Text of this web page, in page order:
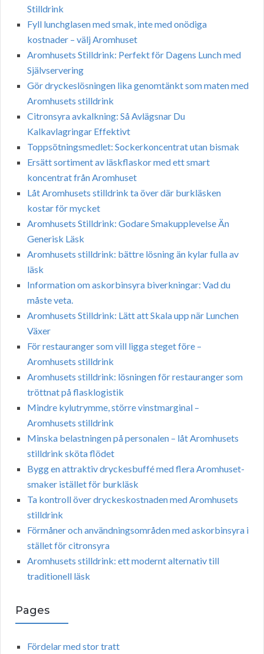
Stilldrink
Fyll lunchglasen med smak, inte med onödiga
kostnader – välj Aromhuset
Aromhusets Stilldrink: Perfekt för Dagens Lunch med
Självservering
Gör dryckeslösningen lika genomtänkt som maten med
Aromhusets stilldrink
Citronsyra avkalkning: Så Avlägsnar Du
Kalkavlagringar Effektivt
Toppsötningsmedlet: Sockerkoncentrat utan bismak
Ersätt sortiment av läskflaskor med ett smart
koncentrat från Aromhuset
Låt Aromhusets stilldrink ta över där burkläsken
kostar för mycket
Aromhusets Stilldrink: Godare Smakupplevelse Än
Generisk Läsk
Aromhusets stilldrink: bättre lösning än kylar fulla av
läsk
Information om askorbinsyra biverkningar: Vad du
måste veta.
Aromhusets Stilldrink: Lätt att Skala upp när Lunchen
Växer
För restauranger som vill ligga steget före –
Aromhusets stilldrink
Aromhusets stilldrink: lösningen för restauranger som
tröttnat på flasklogistik
Mindre kylutrymme, större vinstmarginal –
Aromhusets stilldrink
Minska belastningen på personalen – låt Aromhusets
stilldrink sköta flödet
Bygg en attraktiv dryckesbuffé med flera Aromhuset-
smaker istället för burkläsk
Ta kontroll över dryckeskostnaden med Aromhusets
stilldrink
Förmåner och användningsområden med askorbinsyra i
stället för citronsyra
Aromhusets stilldrink: ett modernt alternativ till
traditionell läsk
Pages
Fördelar med stor tratt